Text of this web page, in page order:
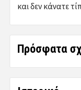
και δεν κάνατε
Πρόσφατα